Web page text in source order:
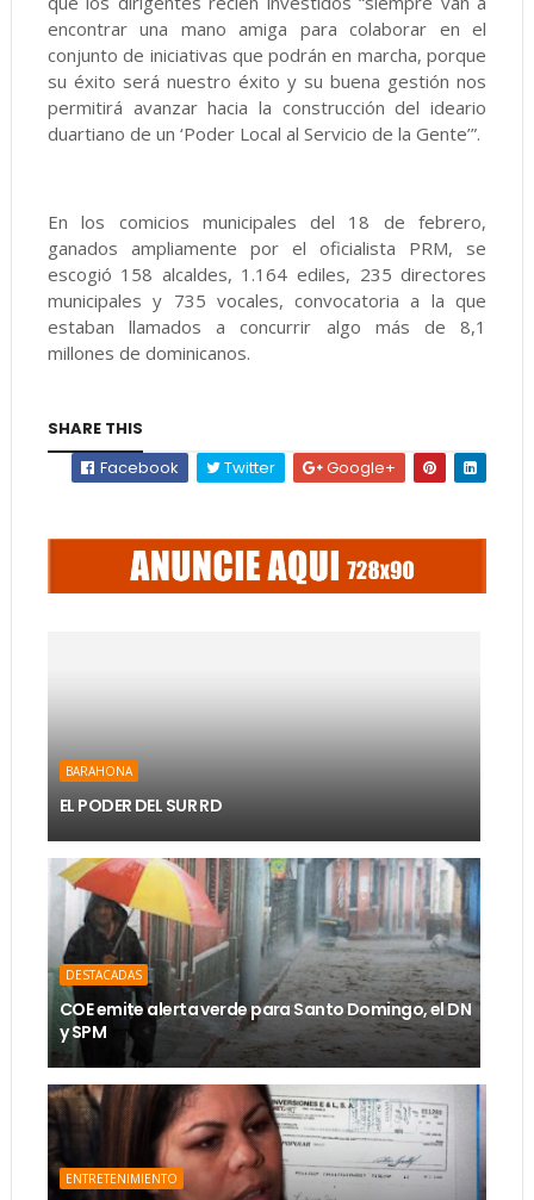
encontrar una mano amiga para colaborar en el
conjunto de iniciativas que podrán en marcha, porque
su éxito será nuestro éxito y su buena gestión nos
permitirá avanzar hacia la construcción del ideario
duartiano de un ‘Poder Local al Servicio de la Gente’”.
En los comicios municipales del 18 de febrero,
ganados ampliamente por el oficialista PRM, se
escogió 158 alcaldes, 1.164 ediles, 235 directores
municipales y 735 vocales, convocatoria a la que
estaban llamados a concurrir algo más de 8,1
millones de dominicanos.
SHARE THIS
Facebook
Twitter Google+
BARAHONA
EL PODER DEL SUR RD
DESTACADAS
COE emite alerta verde para Santo Domingo, el DN
y SPM
ENTRETENIMIENTO